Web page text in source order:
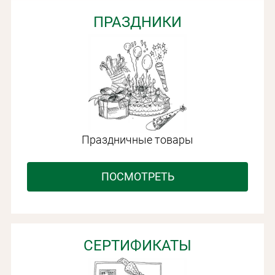
ПРАЗДНИКИ
Праздничные товары
ПОСМОТРЕТЬ
СЕРТИФИКАТЫ